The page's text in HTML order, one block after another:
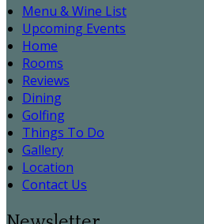
Menu & Wine List
Upcoming Events
Home
Rooms
Reviews
Dining
Golfing
Things To Do
Gallery
Location
Contact Us